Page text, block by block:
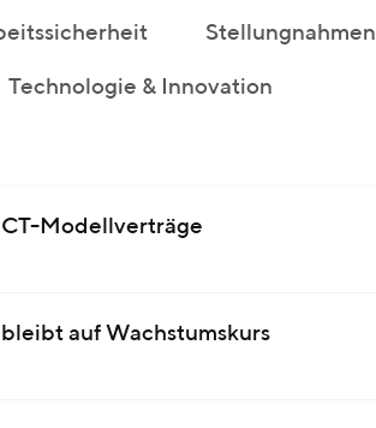
Stellungnahmen
Technologie & Innovation
Modellverträge
auf Wachstumskurs